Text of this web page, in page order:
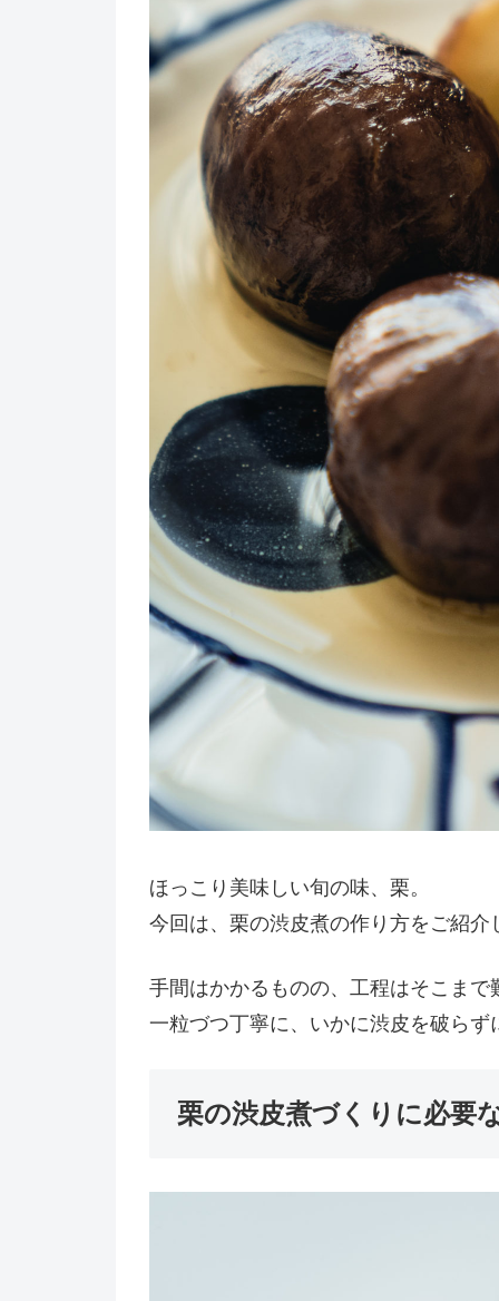
ほっこり美味しい旬の味、栗。
今回は、栗の渋皮煮の作り方をご紹介
手間はかかるものの、工程はそこまで
一粒づつ丁寧に、いかに渋皮を破ら
栗の渋皮煮づくりに必要